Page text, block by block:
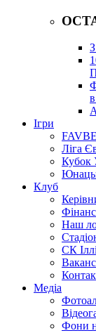
Ігри
Ліга
Кубок
Клуб
Наш
СК
Медіа
Фони